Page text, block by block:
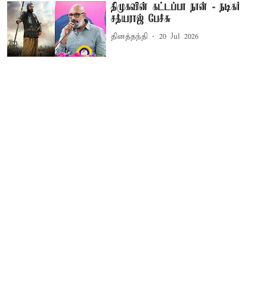
திமுகவின் கட்டப்பா நான் - நடிகர்
சத்யராஜ் பேச்சு
தினத்தந்தி 20 Jul 2026